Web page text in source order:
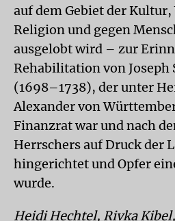
auf dem Gebiet der
Religion und gegen
ausgelobt wird – zur
Rehabilitation von Joseph
(1698–1738), der unter
Alexander von
Finanzrat war und nach
Herrschers auf Druck der
hingerichtet und Opfer
wurde.
Heidi Hechtel, Rivka